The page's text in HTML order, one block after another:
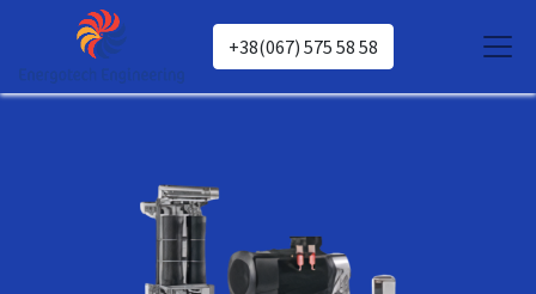
+38(067) 575 58 58